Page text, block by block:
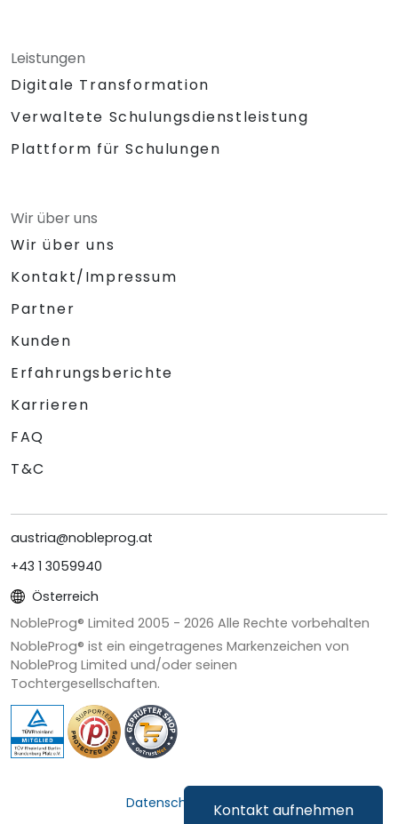
Kontakt aufnehmen
Leistungen
Digitale Transformation
Verwaltete Schulungsdienstleistung
Plattform für Schulungen
Wir über uns
Wir über uns
Kontakt/Impressum
Partner
Kunden
Erfahrungsberichte
Karrieren
FAQ
T&C
austria@nobleprog.at
+43 1 3059940
Österreich
NobleProg® Limited 2005 - 2026 Alle Rechte vorbehalten
NobleProg® ist ein eingetragenes Markenzeichen von
NobleProg Limited und/oder seinen
Tochtergesellschaften.
Datenschutz & Cookies